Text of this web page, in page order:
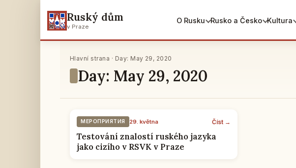
Ruský dům
v Praze
O Rusku Rusko a Česko Kultura
Hlavní strana · Day: May 29, 2020
Day: May 29, 2020
МЕРОПРИЯТИЯ 29. května Číst →
Testování znalostí ruského jazyka
jako cizího v RSVK v Praze